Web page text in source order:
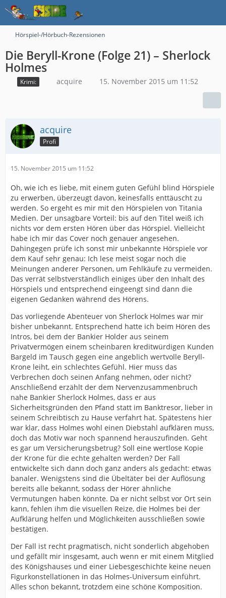
Hörspiel-/Hörbuch-Rezensionen
Die Beryll-Krone (Folge 21) – Sherlock
Holmes
Krimi: acquire 15. November 2015 um 11:52
acquire
Profi
15. November 2015 um 11:52
Oh, wie ich es liebe, mit einem guten Gefühl blind Hörspiele
zu erwerben, überzeugt davon, keinesfalls enttäuscht zu
werden. So ergeht es mir mit den Hörspielen von Titania
Medien. Der unsagbare Vorteil: bis auf den Titel weiß ich
nichts vor dem ersten Hören über das Hörspiel. Vielleicht
habe ich mir das Cover noch genauer angesehen.
Dahingegen prüfe ich sonst mir unbekannte Hörspiele vor
dem Kauf sehr genau: Ich lese meist sogar noch die
Meinungen anderer Personen, um Fehlkäufe zu vermeiden.
Das verrät selbstverständlich einiges über den Inhalt des
Hörspiels und entsprechend eingeengt sind dann die
eigenen Gedanken während des Hörens.
Das vorliegende Abenteuer von Sherlock Holmes war mir
bisher unbekannt. Entsprechend hatte ich beim Hören des
Intros, bei dem der Bankier Holder aus seinem
Privatvermögen einem scheinbaren kreditwürdigen Kunden
Bargeld im Tausch gegen eine angeblich wertvolle Beryll-
Krone leiht, ein schlechtes Gefühl. Hier muss das
Verbrechen doch seinen Anfang nehmen, oder nicht?
Anschließend erzählt der dem Nervenzusammenbruch
nahe Bankier Sherlock Holmes, dass er aus
Sicherheitsgründen den Pfand statt im Banktresor, lieber in
seinem Schreibtisch zu Hause verfahrt hat. Spätestens hier
war klar, dass Holmes wohl einen Diebstahl aufklären muss,
doch das Motiv war noch spannend herauszufinden. Geht
es gar um Versicherungsbetrug? Soll eine wertlose Kopie
der Krone für die echte gehalten werden? Der Fall
entwickelte sich dann doch ganz anders als gedacht: etwas
banaler. Wenigstens sind die Übeltäter bei der Auflösung
bereits alle bekannt, sodass der Hörer ähnliche
Vermutungen haben könnte. Da er nicht selbst vor Ort sein
kann, fehlen ihm die visuellen Reize, die Holmes bei der
Aufklärung helfen und Möglichkeiten ausschließen sowie
bestätigen.
Der Fall ist recht pragmatisch, nicht sonderlich abgehoben
und gefällt mir insgesamt, auch wenn er mit einem Mitglied
des Königshauses und einer Liebesgeschichte keine neuen
Figurkonstellationen in das Holmes-Universum einführt.
Alles schon bekannt, trotzdem eine schöne Komposition.